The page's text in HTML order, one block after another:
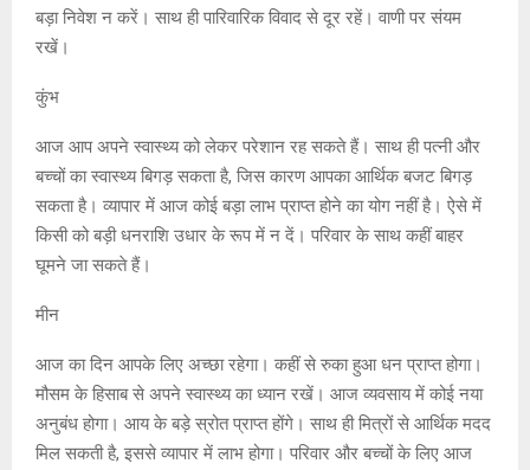
बड़ा निवेश न करें। साथ ही पारिवारिक विवाद से दूर रहें। वाणी पर संयम
रखें।
कुंभ
आज आप अपने स्वास्थ्य को लेकर परेशान रह सकते हैं। साथ ही पत्नी और
बच्चों का स्वास्थ्य बिगड़ सकता है, जिस कारण आपका आर्थिक बजट बिगड़
सकता है। व्यापार में आज कोई बड़ा लाभ प्राप्त होने का योग नहीं है। ऐसे में
किसी को बड़ी धनराशि उधार के रूप में न दें। परिवार के साथ कहीं बाहर
घूमने जा सकते हैं।
मीन
आज का दिन आपके लिए अच्छा रहेगा। कहीं से रुका हुआ धन प्राप्त होगा।
मौसम के हिसाब से अपने स्वास्थ्य का ध्यान रखें। आज व्यवसाय में कोई नया
अनुबंध होगा। आय के बड़े स्रोत प्राप्त होंगे। साथ ही मित्रों से आर्थिक मदद
मिल सकती है, इससे व्यापार में लाभ होगा। परिवार और बच्चों के लिए आज